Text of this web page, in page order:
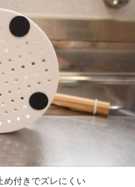
め付きでズレにくい